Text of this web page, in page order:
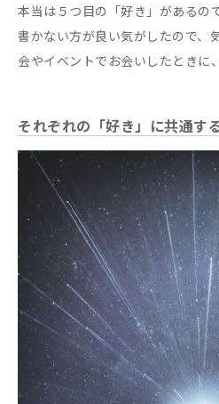
本当は５つ目の「好き」があるの
書かない方が良い気がしたので、
会やイベントでお会いしたときに
それぞれの「好き」に共通す